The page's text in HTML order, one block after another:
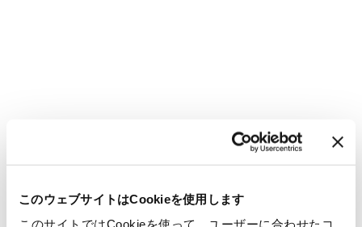
このウェブサイトはCookieを使用します
このサイトではCookieを使って、ユーザーに合わせたコ